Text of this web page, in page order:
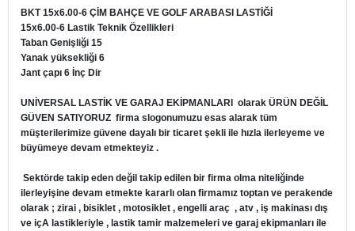
BKT 15x6.00-6 ÇİM BAHÇE VE GOLF ARABASI LASTİĞİ
15x6.00-6 Lastik Teknik Özellikleri
Taban Genişliği 15
Yanak yüksekliği 6
Jant çapı 6 İnç Dir
UNİVERSAL LASTİK VE GARAJ EKİPMANLARI
olarak ÜRÜN DEĞİL
GÜVEN SATIYORUZ firma slogonumuzu esas alarak tüm
müşterilerimize güvene dayalı bir ticaret şekli ile hızla ilerleyeme ve
büyümeye devam etmekteyiz .
Sektörde takip eden değil takip edilen bir firma olma niteliğinde
ilerleyişine devam etmekte kararlı olan firmamız toptan ve perakende
olarak ; zirai , bisiklet , motosiklet , engelli araç , atv , iş makinası dış
ve içA lastikleriyle , lastik tamir malzemeleri ve garaj ekipmanları ile